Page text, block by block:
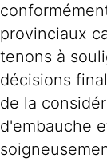
provinciaux
tenons à
décisions
de la
d'embauche